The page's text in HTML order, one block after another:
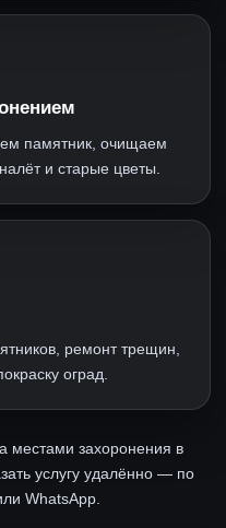
памятник, очищаем
и старые цветы.
ремонт трещин,
оград.
местами захоронения в
услугу удалённо — по
WhatsApp.